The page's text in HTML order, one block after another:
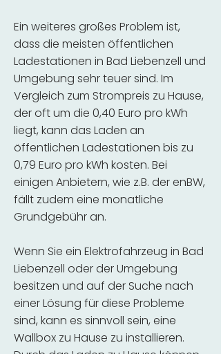
Ein weiteres großes Problem ist,
dass die meisten öffentlichen
Ladestationen in Bad Liebenzell und
Umgebung sehr teuer sind. Im
Vergleich zum Strompreis zu Hause,
der oft um die 0,40 Euro pro kWh
liegt, kann das Laden an
öffentlichen Ladestationen bis zu
0,79 Euro pro kWh kosten. Bei
einigen Anbietern, wie z.B. der enBW,
fällt zudem eine monatliche
Grundgebühr an.
Wenn Sie ein Elektrofahrzeug in Bad
Liebenzell oder der Umgebung
besitzen und auf der Suche nach
einer Lösung für diese Probleme
sind, kann es sinnvoll sein, eine
Wallbox zu Hause zu installieren.